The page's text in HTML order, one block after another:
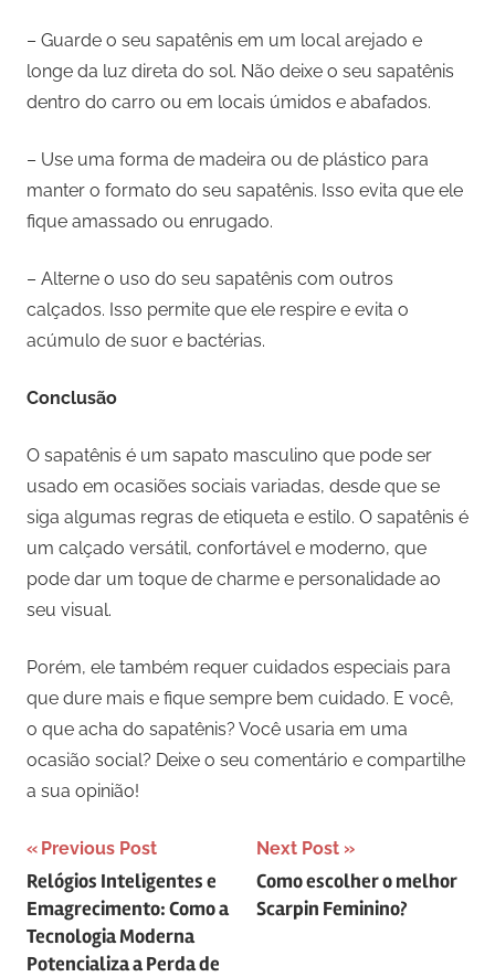
– Guarde o seu sapatênis em um local arejado e
longe da luz direta do sol. Não deixe o seu sapatênis
dentro do carro ou em locais úmidos e abafados.
– Use uma forma de madeira ou de plástico para
manter o formato do seu sapatênis. Isso evita que ele
fique amassado ou enrugado.
– Alterne o uso do seu sapatênis com outros
calçados. Isso permite que ele respire e evita o
acúmulo de suor e bactérias.
Conclusão
O sapatênis é um sapato masculino que pode ser
usado em ocasiões sociais variadas, desde que se
siga algumas regras de etiqueta e estilo. O sapatênis é
um calçado versátil, confortável e moderno, que
pode dar um toque de charme e personalidade ao
seu visual.
Porém, ele também requer cuidados especiais para
que dure mais e fique sempre bem cuidado. E você,
o que acha do sapatênis? Você usaria em uma
ocasião social? Deixe o seu comentário e compartilhe
a sua opinião!
Navegação
de
artigos
Previous Post
Relógios Inteligentes e
Emagrecimento: Como a
Tecnologia Moderna
Potencializa a Perda de
Next Post
Como escolher o melhor
Scarpin Feminino?